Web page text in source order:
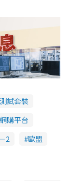
試套裝
網購平台
2 歐盟